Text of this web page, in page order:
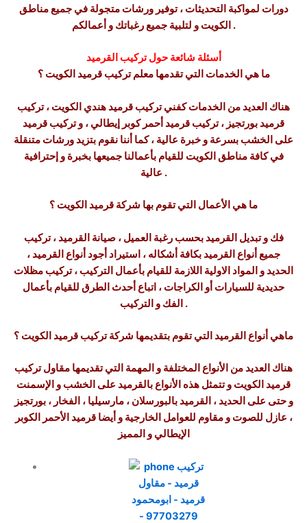
دورات لمواكبة التحديثات ، توفير ورشات متجولة في جميع مناطق
الكويت و لتلبية جميع رغباتك و أعمالكم .
أسئلة شائعة حول تركيب القرميد
ما هي الخدمات التي تقدمها معلم تركيب قرميد الكويت ؟
هناك العديد من الخدمات كفني تركيب قرميد هندي الكويت ، تركيب
قرميد بورتجيز ، تركيب قرميد أحمر كوبر إيطالي ، و تركيب قرميد
على الخشب بسرعة و خبرة عالية ، كما أننا نقوم بتزيد ورشات متنقلة
في كافة مناطق الكويت للقيام بأعمالنا جميعها بخبرة و إحترافية
عالية .
ما هي الأعمال التي تقوم بها شركة قرميد الكويت ؟
فك و تبديل القرميد بحسب رغبة العميل ، صيانة القرميد ، تركيب
جميع أنواع القرميد بكافة أشكاله ، استيراد أجود أنواع القرميد ،
الحديد و المواد الاولية اللازمة للقيام بأعمال التركيب ، تركيب مظلات
حديدية للسيارات أو الكراجات ، اتباع أحدث الطرق للقيام بأعمال
الفك و التركيب .
ماهي أنواع القرميد التي تقوم بتقديمها شركة تركيب قرميد الكويت ؟
هناك العديد من الأنواع المختلفة و المهمة التي تقديمها مقاول تركيب
قرميد الكويت و تتمثل هذه الأنواع بالقرميد على الخشب و الإسمنت
و حتى على الحديد ، القرميد بالبورسلان ، مارسيليا ، الفخار ، بورتجيز
، عازل للصوت و مقاوم للعوامل الخارجية و أيضا قرميد الأحمر الكوبر
الإيطالي و المميز